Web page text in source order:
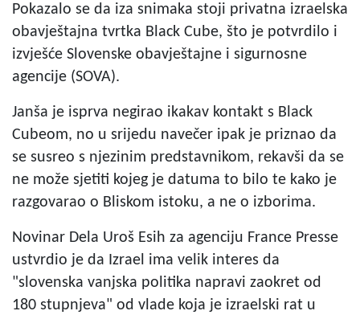
Pokazalo se da iza snimaka stoji privatna izraelska
obavještajna tvrtka Black Cube, što je potvrdilo i
izvješće Slovenske obavještajne i sigurnosne
agencije (SOVA).
Janša je isprva negirao ikakav kontakt s Black
Cubeom, no u srijedu navečer ipak je priznao da
se susreo s njezinim predstavnikom, rekavši da se
ne može sjetiti kojeg je datuma to bilo te kako je
razgovarao o Bliskom istoku, a ne o izborima.
Novinar Dela Uroš Esih za agenciju France Presse
ustvrdio je da Izrael ima velik interes da
"slovenska vanjska politika napravi zaokret od
180 stupnjeva" od vlade koja je izraelski rat u